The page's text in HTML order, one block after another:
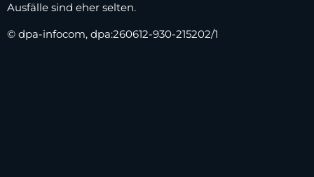
Ausfälle sind eher selten.
© dpa-infocom, dpa:260612-930-215202/1